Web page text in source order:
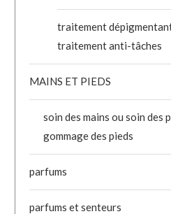
traitement
traitement anti-tâches
MAINS ET PIEDS
soin des mains ou soin des
gommage des pieds
parfums
parfums et senteurs